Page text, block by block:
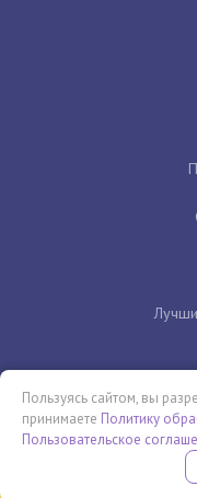
Бесплатная
ПРОВЕДИ ЭТО
Пользуясь сайтом, вы
принимаете Политику
Пользовательское